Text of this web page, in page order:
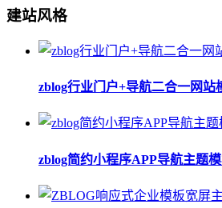
建站风格
zblog行业门户+导航二合一网站
zblog简约小程序APP导航主题